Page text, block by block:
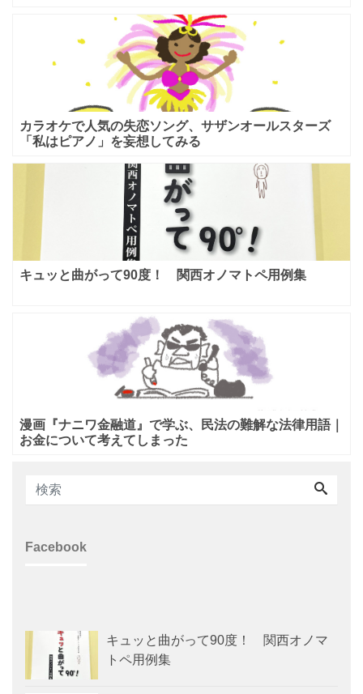
カラオケで人気の失恋ソング、サザンオールスターズ
「私はピアノ」を妄想してみる
キュッと曲がって90度！ 関西オノマトペ用例集
漫画『ナニワ金融道』で学ぶ、民法の難解な法律用語｜
お金について考えてしまった
Facebook
キュッと曲がって90度！ 関西オノマ
トペ用例集